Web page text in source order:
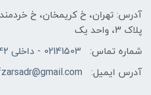
آدرس: تهران، خ کریمخان، خ
پلاک 3، واحد یک
شماره تماس:
02141503 - داخلی 142
آدرس ایمیل: